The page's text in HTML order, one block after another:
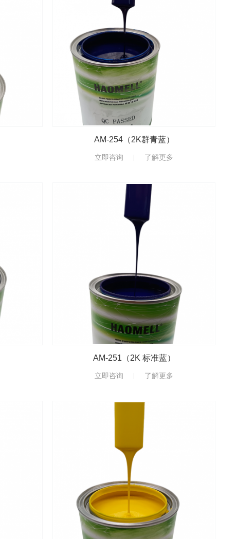
AM-254（2K群青蓝）
立即咨询 了解更多
AM-251（2K 标准蓝）
立即咨询 了解更多